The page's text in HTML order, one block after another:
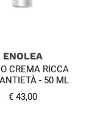
ENOLEA
CREMA RICCA
- 50 ML
€ 43,00